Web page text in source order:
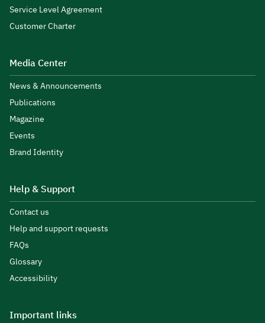
Service Level Agreement
Customer Charter
Media Center
News & Announcements
Publications
Magazine
Events
Brand Identity
Help & Support
Contact us
Help and support requests
FAQs
Glossary
Accessibility
Important links